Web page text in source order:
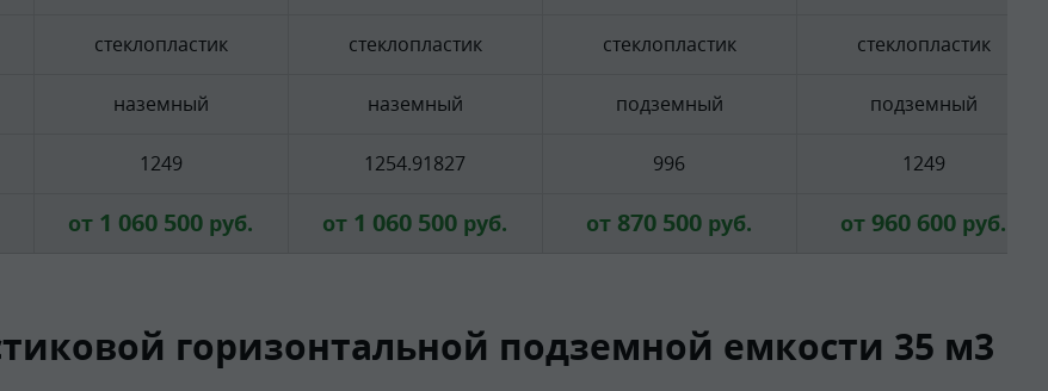
стеклопластик стеклопластик стеклопластик стеклопластик
наземный наземный подземный подземный
1249 1254.91827 996 1249
от 1 060 500 руб. от 1 060 500 руб. от 870 500 руб. от 960 600 руб.
горизонтальной подземной емкости 35 м3